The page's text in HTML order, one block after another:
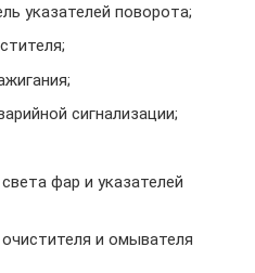
указателей поворота;
сигнализации;
фар и указателей
и омывателя